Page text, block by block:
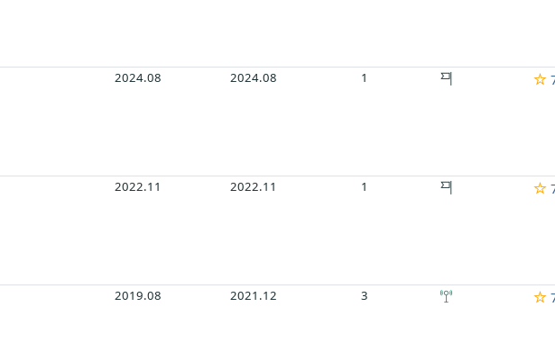
2024.08 2024.08 1
2022.11 2022.11 1
2019.08 2021.12 3